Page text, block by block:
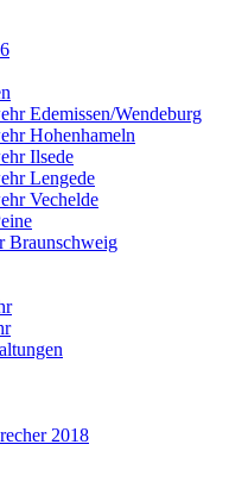
Edemissen/Wendeburg
Hohenhameln
Ilsede
Lengede
Vechelde
Braunschweig
2018